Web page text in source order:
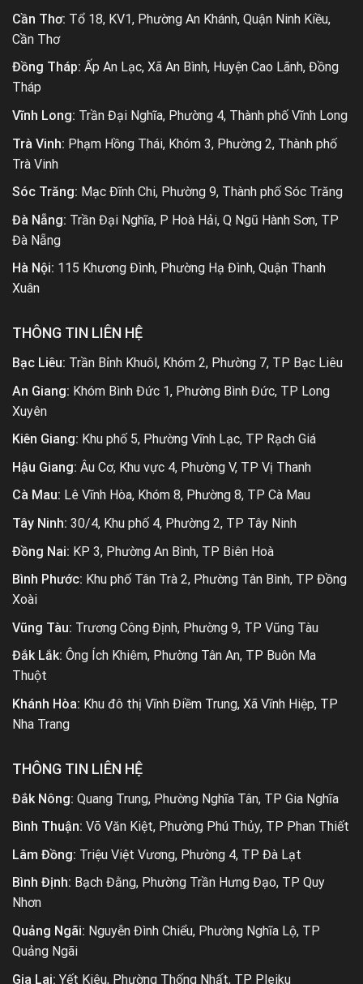
Cần Thơ: Tổ 18, KV1, Phường An Khánh, Quận Ninh Kiều,
Cần Thơ
Đồng Tháp: Ấp An Lạc, Xã An Bình, Huyện Cao Lãnh, Đồng
Tháp
Vĩnh Long: Trần Đại Nghĩa, Phường 4, Thành phố Vĩnh Long
Trà Vinh: Phạm Hồng Thái, Khóm 3, Phường 2, Thành phố
Trà Vinh
Sóc Trăng: Mạc Đĩnh Chi, Phường 9, Thành phố Sóc Trăng
Đà Nẵng: Trần Đại Nghĩa, P Hoà Hải, Q Ngũ Hành Sơn, TP
Đà Nẵng
Hà Nội: 115 Khương Đình, Phường Hạ Đình, Quận Thanh
Xuân
THÔNG TIN LIÊN HỆ
Bạc Liêu: Trần Bỉnh Khuôl, Khóm 2, Phường 7, TP Bạc Liêu
An Giang: Khóm Bình Đức 1, Phường Bình Đức, TP Long
Xuyên
Kiên Giang: Khu phố 5, Phường Vĩnh Lạc, TP Rạch Giá
Hậu Giang: Âu Cơ, Khu vực 4, Phường V, TP Vị Thanh
Cà Mau: Lê Vĩnh Hòa, Khóm 8, Phường 8, TP Cà Mau
Tây Ninh: 30/4, Khu phố 4, Phường 2, TP Tây Ninh
Đồng Nai: KP 3, Phường An Bình, TP Biên Hoà
Bình Phước: Khu phố Tân Trà 2, Phường Tân Bình, TP Đồng
Xoài
Vũng Tàu: Trương Công Định, Phường 9, TP Vũng Tàu
Đắk Lắk: Ông Ích Khiêm, Phường Tân An, TP Buôn Ma
Thuột
Khánh Hòa: Khu đô thị Vĩnh Điềm Trung, Xã Vĩnh Hiệp, TP
Nha Trang
THÔNG TIN LIÊN HỆ
Đắk Nông: Quang Trung, Phường Nghĩa Tân, TP Gia Nghĩa
Bình Thuận: Võ Văn Kiệt, Phường Phú Thủy, TP Phan Thiết
Lâm Đồng: Triệu Việt Vương, Phường 4, TP Đà Lạt
Bình Định: Bạch Đằng, Phường Trần Hưng Đạo, TP Quy
Nhơn
Quảng Ngãi: Nguyễn Đình Chiểu, Phường Nghĩa Lộ, TP
Quảng Ngãi
Gia Lai: Yết Kiêu, Phường Thống Nhất, TP Pleiku